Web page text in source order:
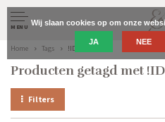
MENU
Home Tags !ID:44759384
Producten getagd met
Filters
Wij slaan cookies op om onze
JA NEE